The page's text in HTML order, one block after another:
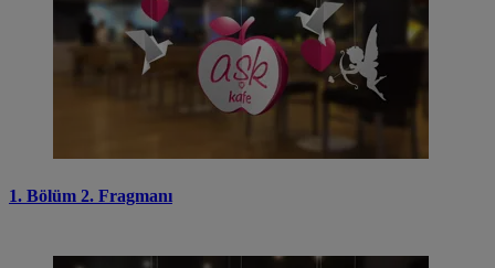
1. Bölüm 2. Fragmanı